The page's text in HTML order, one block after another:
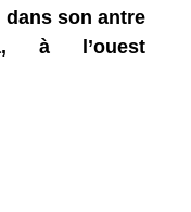
son antre
à l’ouest